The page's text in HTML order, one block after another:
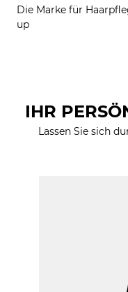
Die Marke für
up
IHR
Lassen Sie sich